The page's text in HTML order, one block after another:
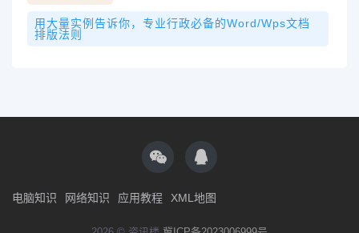
用大量实例告诉你，专业行政必备的word/wps文档
排版法则
电脑知识 网络知识 应用教程 XML地图